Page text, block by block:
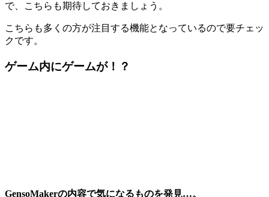
で、こちらも期待しておきましょう。
こちらも多くの方が注目する機能となっているので要チェッ
クです。
ゲーム内にゲームが！？
GensoMakerの内容で気になるものを発見…。